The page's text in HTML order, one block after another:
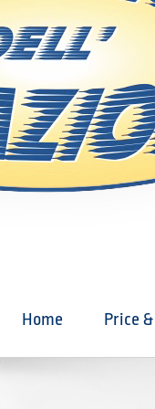
Home Price